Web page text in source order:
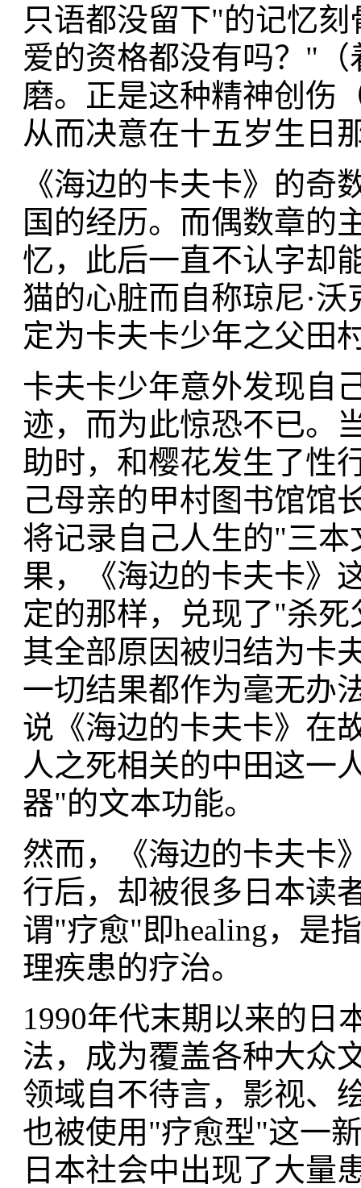
只语都没留下"的记忆
爱的资格都没有吗？"
磨。正是这种精神创伤
从而决意在十五岁生日
《海边的卡夫卡》的奇
国的经历。而偶数章的
忆，此后一直不认字却
猫的心脏而自称琼尼·
定为卡夫卡少年之父田
卡夫卡少年意外发现自
迹，而为此惊恐不已。
助时，和樱花发生了性
己母亲的甲村图书馆馆
将记录自己人生的"三
果，《海边的卡夫卡》
定的那样，兑现了"杀
其全部原因被归结为卡
一切结果都作为毫无办
说《海边的卡夫卡》在
人之死相关的中田这一
器"的文本功能。
然而，《海边的卡夫卡
行后，却被很多日本读
谓"疗愈"即healing，是
理疾患的疗治。
1990年代末期以来的日
法，成为覆盖各种大众
领域自不待言，影视、
也被使用"疗愈型"这一
日本社会中出现了大量